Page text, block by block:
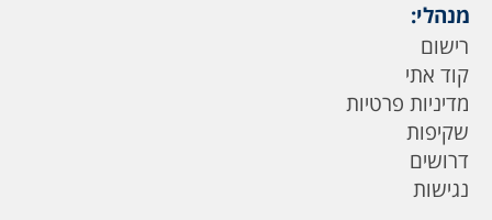
מנהלי:
רישום
קוד אתי
מדיניות פרטיות
שקיפות
דרושים
נגישות